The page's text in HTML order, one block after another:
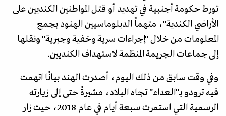
تورط حكومة أجنبية في تهديد أو قتل المواطنين الكنديين على
الأراضي الكندية"، متهماً الدبلوماسيين الهنود بجمع
المعلومات من خلال "إجراءات سرية وخفية وجبرية" ونقلها
إلى جماعات الجريمة المنظمة لاستهداف الكنديين.
وفي وقت سابق من ذلك اليوم، أصدرت الهند بيانًا اتهمت
فيه ترودو بـ"العداء" تجاه البلاد، مشيرةً حتى إلى زيارته
الرسمية التي استمرت سبعة أيام في عام 2018، حيث زار